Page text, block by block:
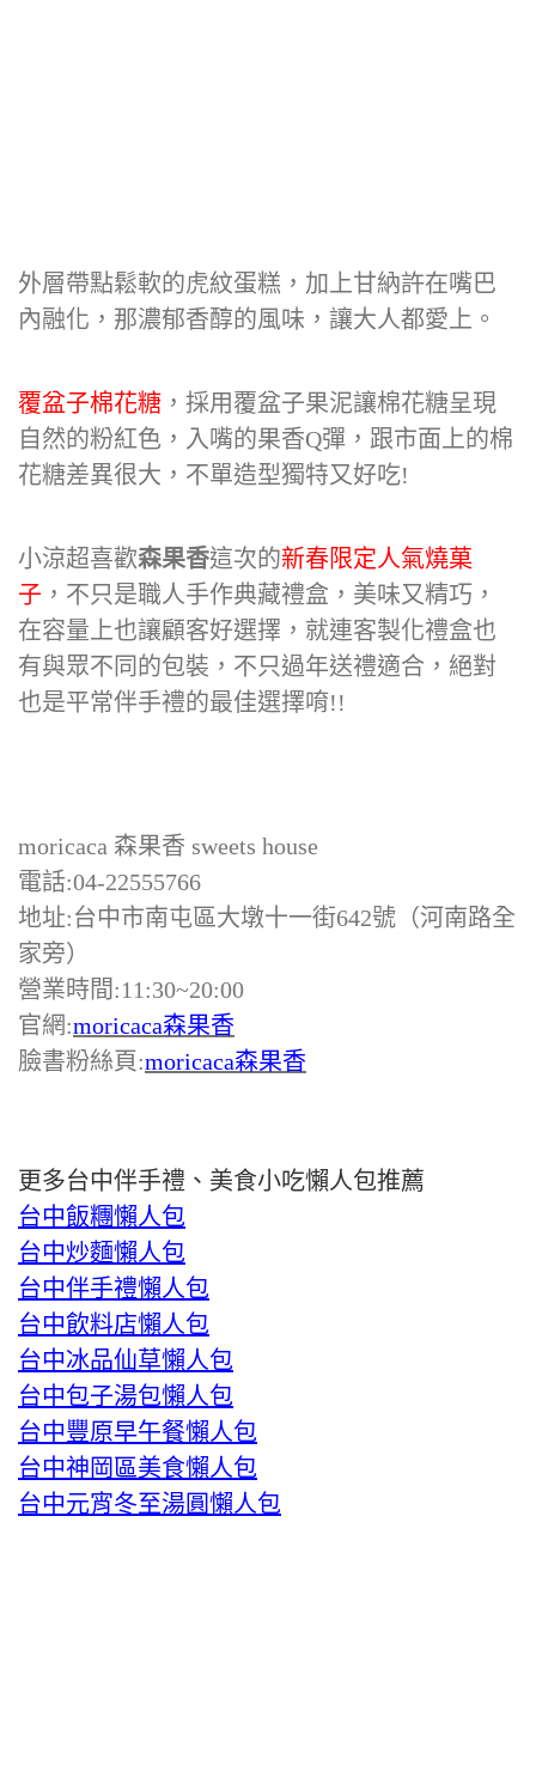
外層帶點鬆軟的虎紋蛋糕，加上甘納許在嘴巴
內融化，那濃郁香醇的風味，讓大人都愛上。
覆盆子棉花糖 ，採用覆盆子果泥讓棉花糖呈現
自然的粉紅色，入嘴的果香Q彈，跟市面上的棉
花糖差異很大，不單造型獨特又好吃!
小涼超喜歡森果香這次的新春限定人氣燒菓
子 ，不只是職人手作典藏禮盒，美味又精巧，
在容量上也讓顧客好選擇，就連客製化禮盒也
有與眾不同的包裝，不只過年送禮適合，絕對
也是平常伴手禮的最佳選擇唷!!
moricaca 森果香 sweets house
電話:04-22555766
地址:台中市南屯區大墩十一街642號（河南路全
家旁）
營業時間:11:30~20:00
官網:moricaca森果香
臉書粉絲頁:moricaca森果香
更多台中伴手禮、美食小吃懶人包推薦
台中飯糰懶人包
台中炒麵懶人包
台中伴手禮懶人包
台中飲料店懶人包
台中冰品仙草懶人包
台中包子湯包懶人包
台中豐原早午餐懶人包
台中神岡區美食懶人包
台中元宵冬至湯圓懶人包